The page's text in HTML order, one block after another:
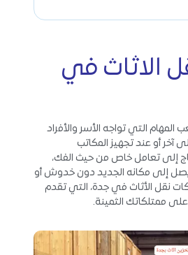
الاثاث في
التي تواجه الأسر والأفراد
آخر أو عند تجهيز المكاتب
إلى تعامل خاص من حيث الفك،
يصل إلى مكانه الجديد دون خدوش أو
نقل الأثاث في جدة، التي تقدم
ممتلكاتك الثمينة.